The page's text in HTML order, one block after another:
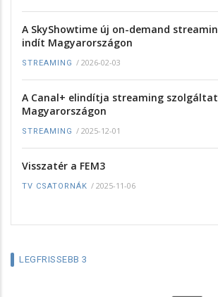
A SkyShowtime új on-demand
indít Magyarországon
STREAMING / 2026-02-03
A Canal+ elindítja streaming
Magyarországon
STREAMING / 2025-12-01
Visszatér a FEM3
TV CSATORNÁK / 2025-11-06
LEGFRISSEBB 3